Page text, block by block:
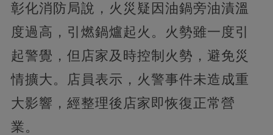
彰化消防局說，火災疑因油鍋旁油漬溫
度過高，引燃鍋爐起火。火勢雖一度引
起警覺，但店家及時控制火勢，避免災
情擴大。店員表示，火警事件未造成重
大影響，經整理後店家即恢復正常營
業。